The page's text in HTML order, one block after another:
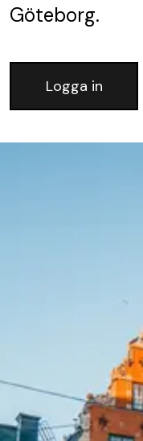
Göteborg.
Logga in